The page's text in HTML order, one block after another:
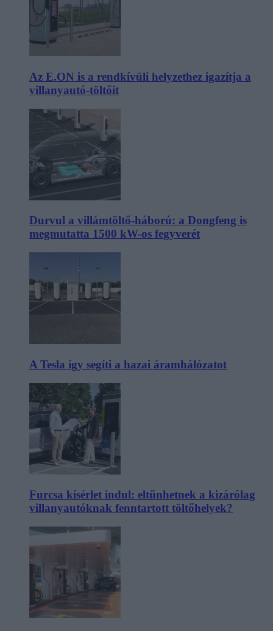
Az E.ON is a rendkívüli helyzethez igazítja a
villanyautó-töltőit
Durvul a villámtöltő-háború: a Dongfeng is
megmutatta 1500 kW-os fegyverét
A Tesla így segíti a hazai áramhálózatot
Furcsa kísérlet indul: eltűnhetnek a kizárólag
villanyautóknak fenntartott töltőhelyek?